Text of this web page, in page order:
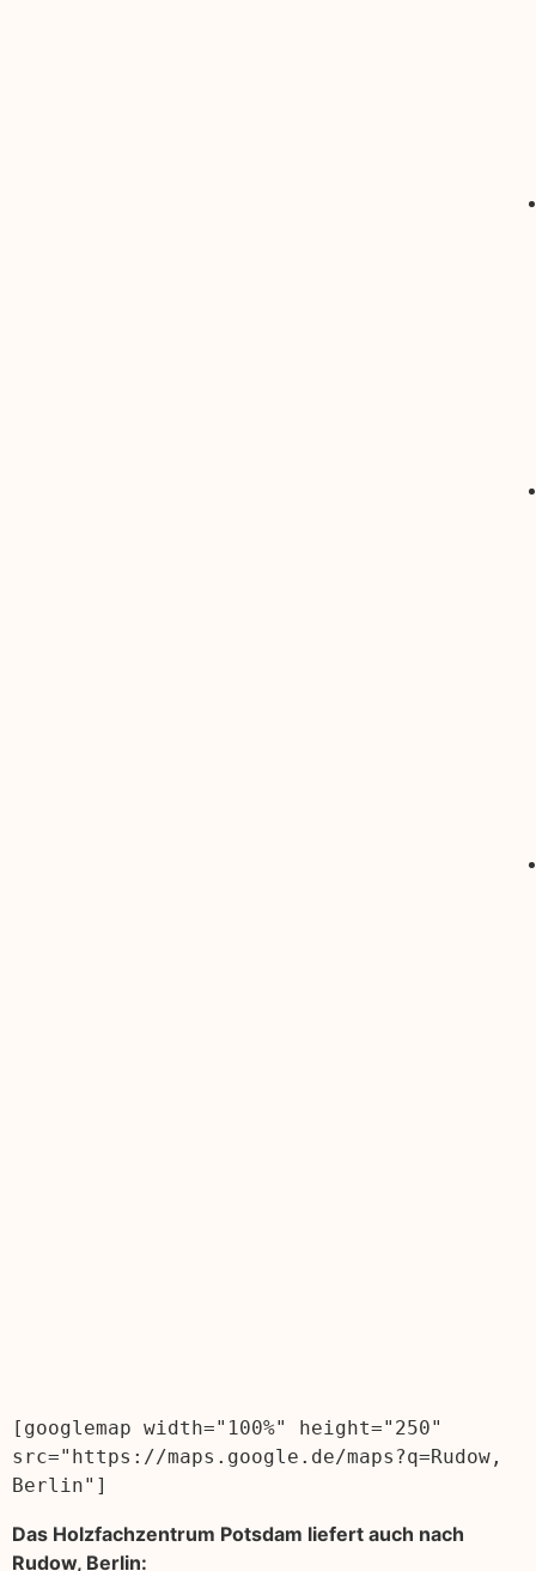
[googlemap width="100%" height="250"
src="https://maps.google.de/maps?q=Rudow,
Berlin"]
Das Holzfachzentrum Potsdam liefert auch nach
Rudow, Berlin: